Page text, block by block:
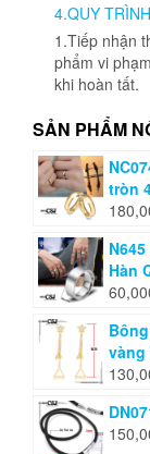
4.QUY
1.Tiếp nhận
phẩm vi
khi hoàn tất.
SẢN PHẨM
tròn
Hàn
vàng